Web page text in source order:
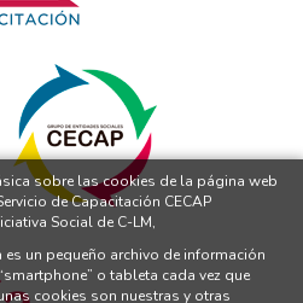
sobre las cookies de la página web
de Capacitación CECAP
Social de C-LM,
un pequeño archivo de información
o tableta cada vez que
cookies son nuestras y otras